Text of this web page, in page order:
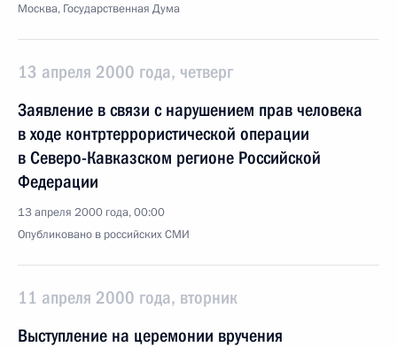
Москва, Государственная Дума
13 апреля 2000 года, четверг
Заявление в связи с нарушением прав человека
в ходе контртеррористической операции
в Северо-Кавказском регионе Российской
Федерации
13 апреля 2000 года, 00:00
Опубликовано в российских СМИ
11 апреля 2000 года, вторник
Выступление на церемонии вручения